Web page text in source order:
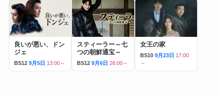
良いが悪い、ドン
ジェ
BS12 9月5日 13:00～
スティーラー～七
つの朝鮮通宝～
BS12 9月6日 26:00～
女王の家
BS10 9月23日 17:00
～